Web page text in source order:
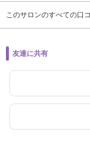
このサロンのすべての口
友達に共有